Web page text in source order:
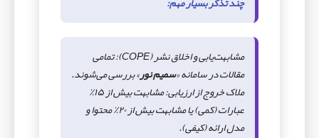
مشابهت‌یابی و اخلاق نشر (COPE): تمامی
مقالات در سامانه «سمیم نور» بررسی می‌شوند.
ملاک خروج از ارزیابی: مشابهت بیش از ۱۵٪
عبارات (کمی) یا مشابهت بیش از ۲۰٪ محتوا و
مدل ارائه (کیفی).